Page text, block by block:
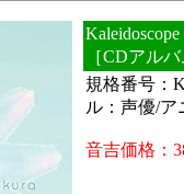
［CDアル
規格番号：
ル：声優/ア
音吉価格：